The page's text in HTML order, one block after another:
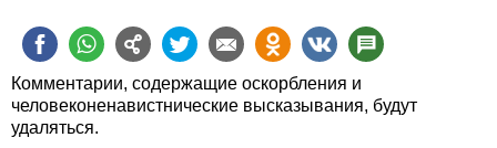
Комментарии, содержащие оскорбления и
человеконенавистнические высказывания, будут
удаляться.